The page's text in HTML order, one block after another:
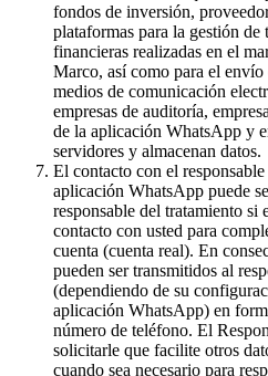
fondos de inversión,
plataformas para la gestión de
financieras realizadas en el
Marco, así como para el
medios de comunicación
empresas de auditoría,
de la aplicación WhatsApp y
servidores y almacenan datos.
El contacto con el
aplicación WhatsApp puede
responsable del tratamiento si
contacto con usted para
cuenta (cuenta real). En
pueden ser transmitidos al
(dependiendo de su
aplicación WhatsApp) en
número de teléfono. El
solicitarle que facilite otros
cuando sea necesario para